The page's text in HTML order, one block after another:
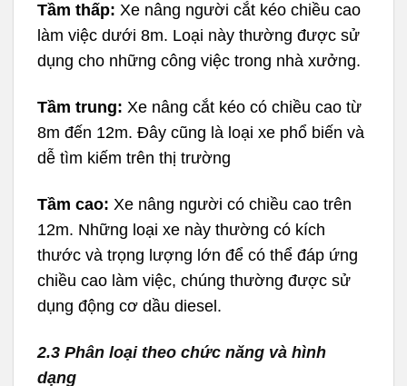
Tầm thấp: Xe nâng người cắt kéo chiều cao
làm việc dưới 8m. Loại này thường được sử
dụng cho những công việc trong nhà xưởng.
Tầm trung: Xe nâng cắt kéo có chiều cao từ
8m đến 12m. Đây cũng là loại xe phổ biến và
dễ tìm kiếm trên thị trường
Tầm cao: Xe nâng người có chiều cao trên
12m. Những loại xe này thường có kích
thước và trọng lượng lớn để có thể đáp ứng
chiều cao làm việc, chúng thường được sử
dụng động cơ dầu diesel.
2.3 Phân loại theo chức năng và hình
dạng